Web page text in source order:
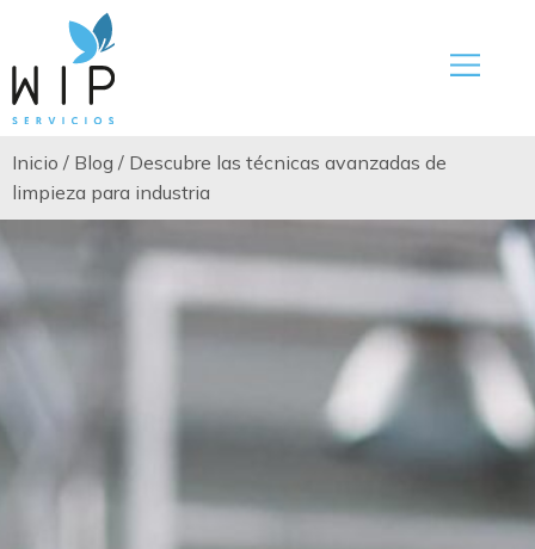
Inicio / Blog / Descubre las técnicas avanzadas de
limpieza para industria